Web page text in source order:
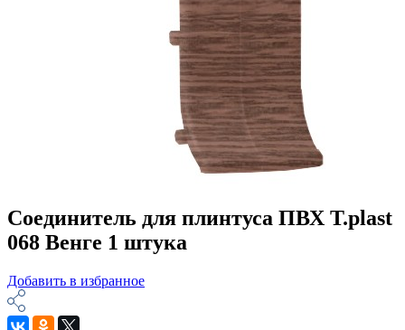
Соединитель для плинтуса ПВХ T.рlast
068 Венге 1 штука
Добавить в избранное